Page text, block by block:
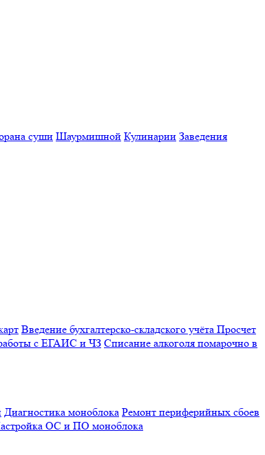
суши Шаурмишной Кулинарии Заведения
Введение бухгалтерско-складского учёта Просчет
с ЕГАИС и ЧЗ Списание алкоголя помарочно в
Диагностика моноблока Ремонт периферийных сбоев
ОС и ПО моноблока